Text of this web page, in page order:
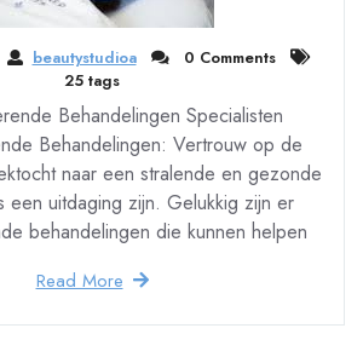
beautystudioa
0 Comments
25 tags
Behandelingen Specialisten
Behandelingen: Vertrouw op de
naar een stralende en gezonde
een uitdaging zijn. Gelukkig zijn er
behandelingen die kunnen helpen
Read More